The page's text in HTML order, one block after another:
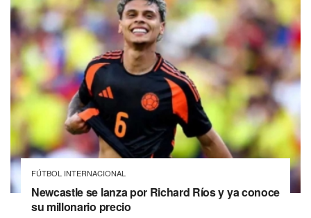
FÚTBOL INTERNACIONAL
Newcastle se lanza por Richard Ríos y ya conoce
su millonario precio